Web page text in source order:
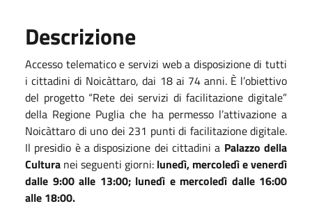
Descrizione
Accesso telematico e servizi web a disposizione di tutti
i cittadini di Noicàttaro, dai 18 ai 74 anni. È l’obiettivo
del progetto “Rete dei servizi di facilitazione digitale”
della Regione Puglia che ha permesso l’attivazione a
Noicàttaro di uno dei 231 punti di facilitazione digitale.
Il presidio è a disposizione dei cittadini a Palazzo della
Cultura nei seguenti giorni: lunedì, mercoledì e venerdì
dalle 9:00 alle 13:00; lunedì e mercoledì dalle 16:00
alle 18:00.